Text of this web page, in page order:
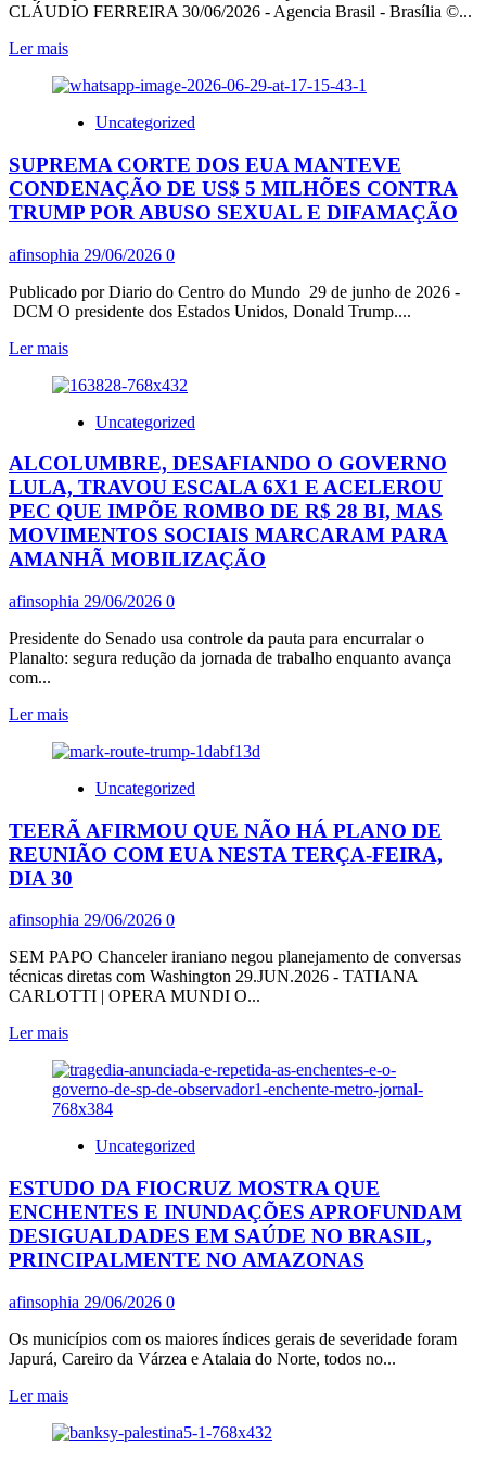
MERCOSUL
CLÁUDIO FERREIRA 30/06/2026 - Agencia Brasil - Brasília ©...
Ler maisLeia
sobre
ENTREGOU
MOTTA
PROJETO
PARA
BENEFICIAR
Uncategorized
SUPREMA CORTE DOS EUA MANTEVE
CONDENAÇÃO DE US$ 5 MILHÕES CONTRA
TRUMP POR ABUSO SEXUAL E DIFAMAÇÃO
afinsophia 29/06/2026 0
Publicado por Diario do Centro do Mundo 29 de junho de 2026 -
DCM O presidente dos Estados Unidos, Donald Trump....
Ler maisLeia
sobre
CORTE
EUA
MANTEVE
CONDENAÇÃO
DE
US$
5
CONTRA
POR
ABUSO
DIFAMAÇÃO
Uncategorized
ALCOLUMBRE, DESAFIANDO O GOVERNO
LULA, TRAVOU ESCALA 6X1 E ACELEROU
PEC QUE IMPÕE ROMBO DE R$ 28 BI, MAS
MOVIMENTOS SOCIAIS MARCARAM PARA
AMANHÃ MOBILIZAÇÃO
afinsophia 29/06/2026 0
Presidente do Senado usa controle da pauta para encurralar o
Planalto: segura redução da jornada de trabalho enquanto avança
com...
Ler maisLeia
sobre
DESAFIANDO
GOVERNO
LULA,
TRAVOU
ESCALA
E
ACELEROU
PEC
QUE
IMPÕE
ROMBO
DE
R$
28
BI,
MOVIMENTOS
MARCARAM
PARA
AMANHÃ
MOBILIZAÇÃO
Uncategorized
TEERÃ AFIRMOU QUE NÃO HÁ PLANO DE
REUNIÃO COM EUA NESTA TERÇA-FEIRA,
DIA 30
afinsophia 29/06/2026 0
SEM PAPO Chanceler iraniano negou planejamento de conversas
técnicas diretas com Washington 29.JUN.2026 - TATIANA
CARLOTTI | OPERA MUNDI O...
Ler maisLeia
sobre
TEERÃ
AFIRMOU
NÃO
PLANO
DE
REUNIÃO
COM
EUA
TERÇA-
DIA
30
Uncategorized
ESTUDO DA FIOCRUZ MOSTRA QUE
ENCHENTES E INUNDAÇÕES APROFUNDAM
DESIGUALDADES EM SAÚDE NO BRASIL,
PRINCIPALMENTE NO AMAZONAS
afinsophia 29/06/2026 0
Os municípios com os maiores índices gerais de severidade foram
Japurá, Careiro da Várzea e Atalaia do Norte, todos no...
Ler maisLeia
sobre